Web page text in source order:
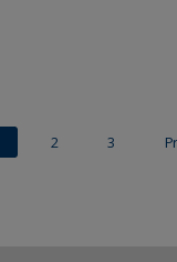
2 3